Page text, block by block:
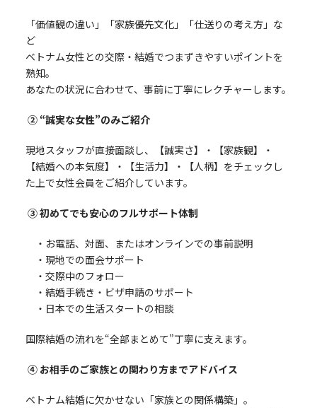
「価値観の違い」「家族優先文化」「仕送りの考え方」な
ど
ベトナム女性との交際・結婚でつまずきやすいポイントを
熟知。
あなたの状況に合わせて、事前に丁寧にレクチャーします。
② “誠実な女性”のみご紹介
現地スタッフが直接面談し、【誠実さ】・【家族観】・
【結婚への本気度】・【生活力】・【人柄】をチェックし
た上で女性会員をご紹介しています。
③ 初めてでも安心のフルサポート体制
・お電話、対面、またはオンラインでの事前説明
・現地での面会サポート
・交際中のフォロー
・結婚手続き・ビザ申請のサポート
・日本での生活スタートの相談
国際結婚の流れを“全部まとめて”丁寧に支えます。
④ お相手のご家族との関わり方までアドバイス
ベトナム結婚に欠かせない「家族との関係構築」。